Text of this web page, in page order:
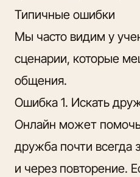
Типичные ошибки
Мы часто видим у
сценарии, которые
общения.
Ошибка 1. Искать
Онлайн может помочь
дружба почти всегда
и через повторение.